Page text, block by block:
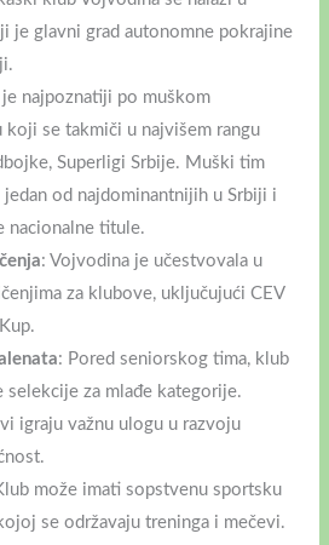
je glavni grad autonomne pokrajine
je najpoznatiji po muškom
se takmiči u najvišem rangu
Superligi Srbije. Muški tim
od najdominantnijih u Srbiji i
nacionalne titule.
: Vojvodina je učestvovala u
za klubove, uključujući CEV
: Pored seniorskog tima, klub
selekcije za mlađe kategorije.
igraju važnu ulogu u razvoju
može imati sopstvenu sportsku
se održavaju treninga i mečevi.